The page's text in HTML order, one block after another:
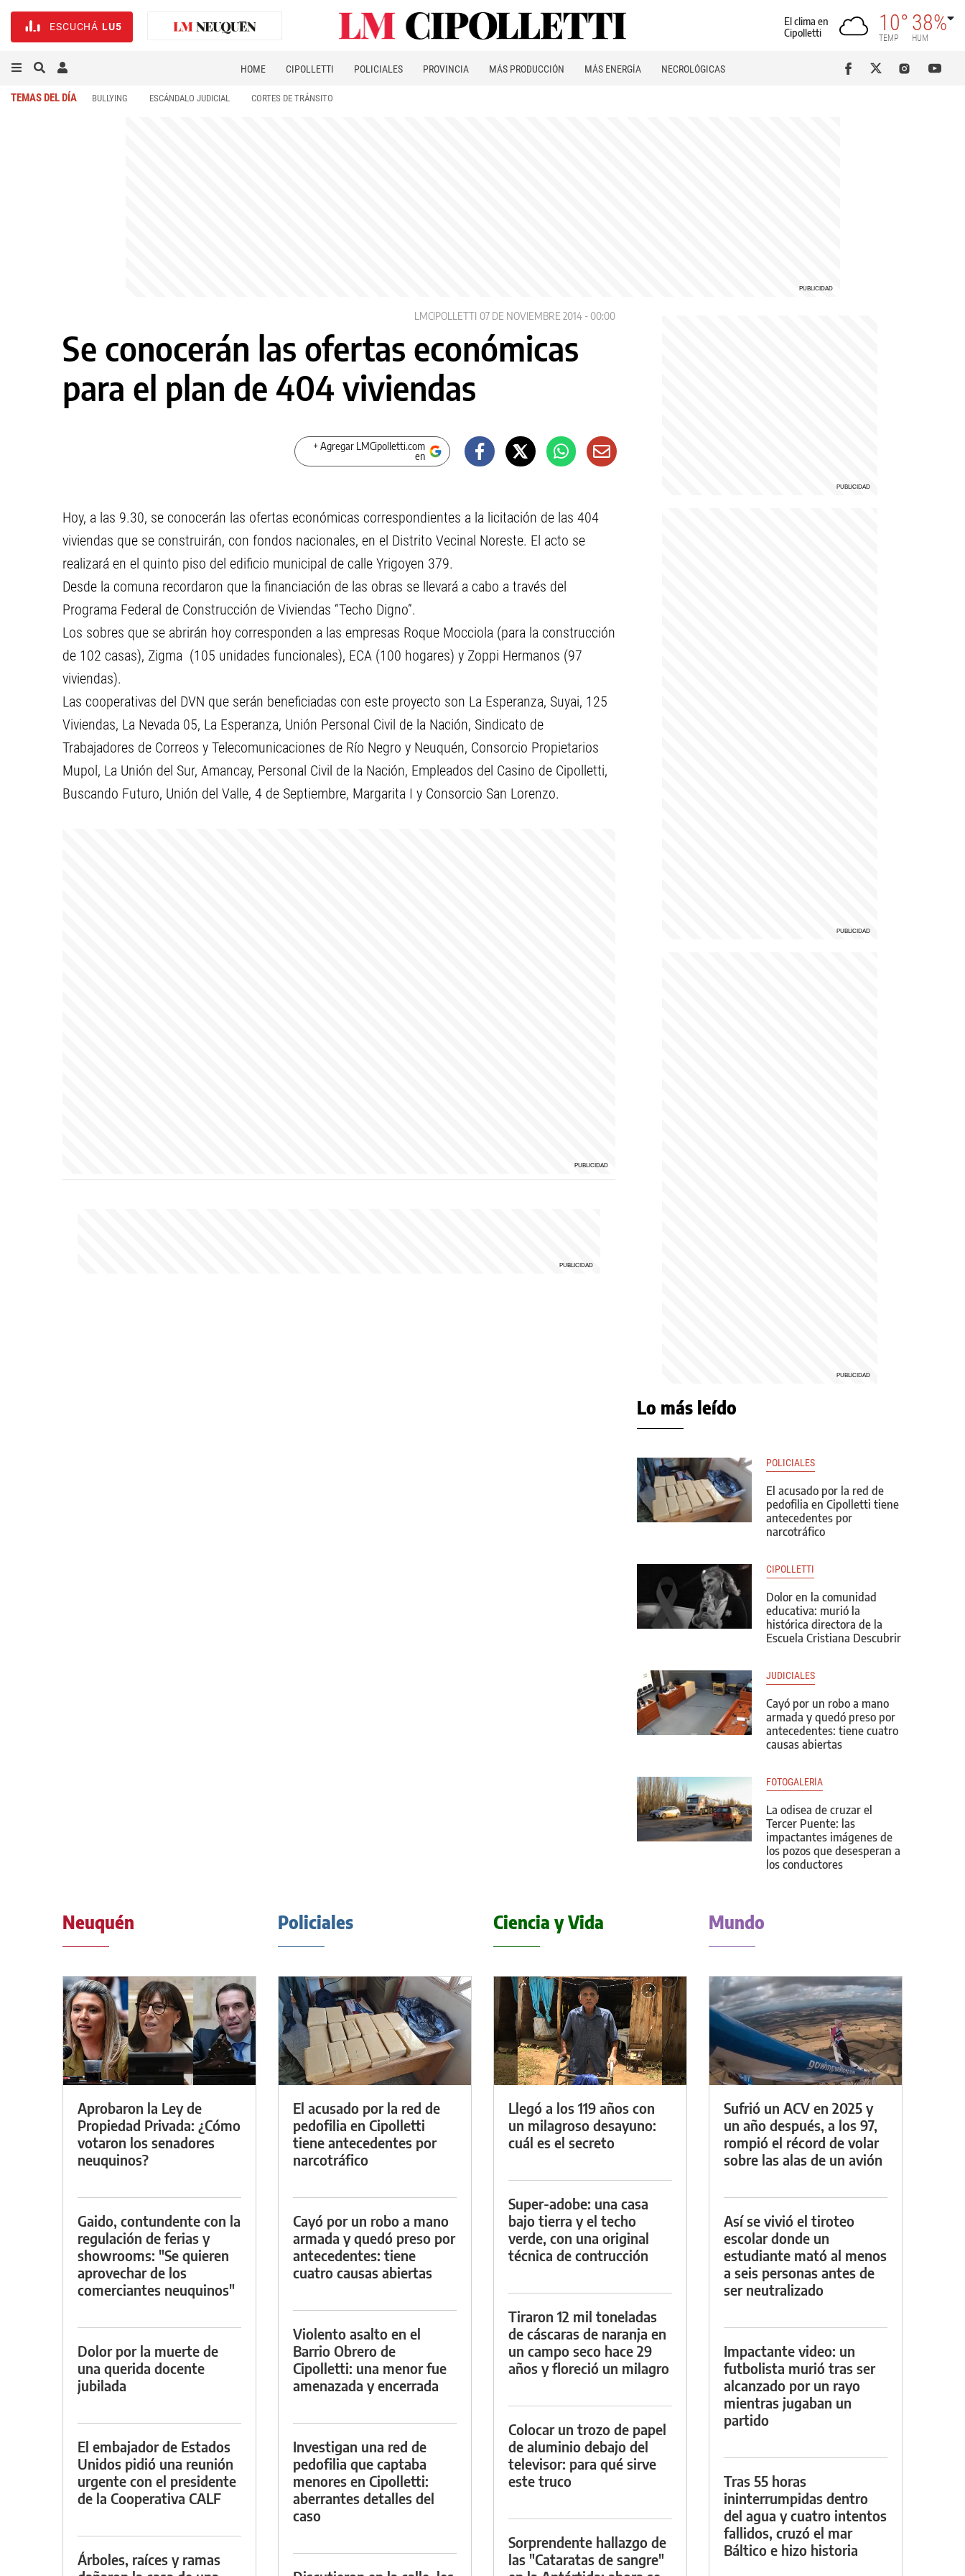
ESCUCHÁ LU5
El clima en
Cipolletti
10°
TEMP
38%
HUM
HOME CIPOLLETTI POLICIALES PROVINCIA MÁS PRODUCCIÓN MÁS ENERGÍA NECROLÓGICAS
TEMAS DEL DÍA BULLYING ESCÁNDALO JUDICIAL CORTES DE TRÁNSITO
LMCIPOLLETTI 07 DE NOVIEMBRE 2014 - 00:00
Se conocerán las ofertas económicas
para el plan de 404 viviendas
+ Agregar LMCipolletti.com
en
Hoy, a las 9.30, se conocerán las ofertas económicas correspondientes a la licitación de las 404
viviendas que se construirán, con fondos nacionales, en el Distrito Vecinal Noreste. El acto se
realizará en el quinto piso del edificio municipal de calle Yrigoyen 379.
Desde la comuna recordaron que la financiación de las obras se llevará a cabo a través del
Programa Federal de Construcción de Viviendas “Techo Digno”.
Los sobres que se abrirán hoy corresponden a las empresas Roque Mocciola (para la construcción
de 102 casas), Zigma (105 unidades funcionales), ECA (100 hogares) y Zoppi Hermanos (97
viviendas).
Las cooperativas del DVN que serán beneficiadas con este proyecto son La Esperanza, Suyai, 125
Viviendas, La Nevada 05, La Esperanza, Unión Personal Civil de la Nación, Sindicato de
Trabajadores de Correos y Telecomunicaciones de Río Negro y Neuquén, Consorcio Propietarios
Mupol, La Unión del Sur, Amancay, Personal Civil de la Nación, Empleados del Casino de Cipolletti,
Buscando Futuro, Unión del Valle, 4 de Septiembre, Margarita I y Consorcio San Lorenzo.
Lo más leído
POLICIALES
El acusado por la red de
pedofilia en Cipolletti tiene
antecedentes por
narcotráfico
CIPOLLETTI
Dolor en la comunidad
educativa: murió la
histórica directora de la
Escuela Cristiana Descubrir
JUDICIALES
Cayó por un robo a mano
armada y quedó preso por
antecedentes: tiene cuatro
causas abiertas
FOTOGALERÍA
La odisea de cruzar el
Tercer Puente: las
impactantes imágenes de
los pozos que desesperan a
los conductores
Neuquén
Aprobaron la Ley de
Propiedad Privada: ¿Cómo
votaron los senadores
neuquinos?
Gaido, contundente con la
regulación de ferias y
showrooms: "Se quieren
aprovechar de los
comerciantes neuquinos"
Dolor por la muerte de
una querida docente
jubilada
El embajador de Estados
Unidos pidió una reunión
urgente con el presidente
de la Cooperativa CALF
Árboles, raíces y ramas
Policiales
El acusado por la red de
pedofilia en Cipolletti
tiene antecedentes por
narcotráfico
Cayó por un robo a mano
armada y quedó preso por
antecedentes: tiene
cuatro causas abiertas
Violento asalto en el
Barrio Obrero de
Cipolletti: una menor fue
amenazada y encerrada
Investigan una red de
pedofilia que captaba
menores en Cipolletti:
aberrantes detalles del
caso
Ciencia y Vida
Llegó a los 119 años con
un milagroso desayuno:
cuál es el secreto
Super-adobe: una casa
bajo tierra y el techo
verde, con una original
técnica de contrucción
Tiraron 12 mil toneladas
de cáscaras de naranja en
un campo seco hace 29
años y floreció un milagro
Colocar un trozo de papel
de aluminio debajo del
televisor: para qué sirve
este truco
Sorprendente hallazgo de
las "Cataratas de sangre"
Mundo
Sufrió un ACV en 2025 y
un año después, a los 97,
rompió el récord de volar
sobre las alas de un avión
Así se vivió el tiroteo
escolar donde un
estudiante mató al menos
a seis personas antes de
ser neutralizado
Impactante video: un
futbolista murió tras ser
alcanzado por un rayo
mientras jugaban un
partido
Tras 55 horas
ininterrumpidas dentro
del agua y cuatro intentos
fallidos, cruzó el mar
Báltico e hizo historia